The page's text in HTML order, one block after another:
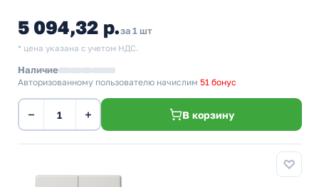
5 094,32 р.за 1 шт
* цена указана с учетом НДС.
Наличие
Авторизованному пользователю начислим 51 бонус
− + В корзину